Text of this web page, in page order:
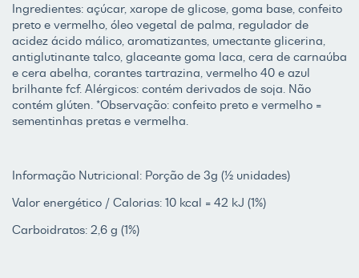
Ingredientes: açúcar, xarope de glicose, goma base, confeito
preto e vermelho, óleo vegetal de palma, regulador de
acidez ácido málico, aromatizantes, umectante glicerina,
antiglutinante talco, glaceante goma laca, cera de carnaúba
e cera abelha, corantes tartrazina, vermelho 40 e azul
brilhante fcf. Alérgicos: contém derivados de soja. Não
contém glúten. *Observação: confeito preto e vermelho =
sementinhas pretas e vermelha.
Informação Nutricional: Porção de 3g (½ unidades)
Valor energético / Calorias: 10 kcal = 42 kJ (1%)
Carboidratos: 2,6 g (1%)